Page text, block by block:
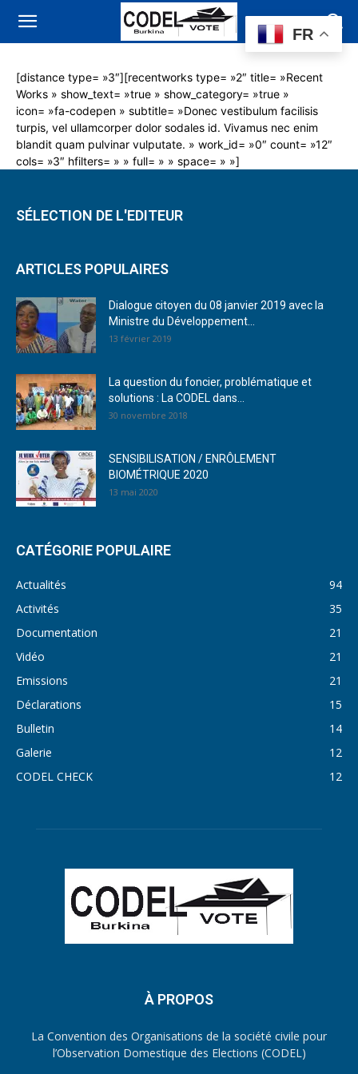
[distance type= »3″][recentworks type= »2″ title= »Recent
Works » show_text= »true » show_category= »true »
icon= »fa-codepen » subtitle= »Donec vestibulum facilisis
turpis, vel ullamcorper dolor sodales id. Vivamus nec enim
blandit quam pulvinar vulputate. » work_id= »0″ count= »12″
cols= »3″ hfilters= » » full= » » space= » »]
SÉLECTION DE L'EDITEUR
ARTICLES POPULAIRES
Dialogue citoyen du 08 janvier 2019 avec la
Ministre du Développement...
13 février 2019
La question du foncier, problématique et
solutions : La CODEL dans...
30 novembre 2018
SENSIBILISATION / ENRÔLEMENT
BIOMÉTRIQUE 2020
13 mai 2020
CATÉGORIE POPULAIRE
Actualités
94
Activités
35
Documentation
21
Vidéo
21
Emissions
21
Déclarations
15
Bulletin
14
Galerie
12
CODEL CHECK
12
À PROPOS
La Convention des Organisations de la société civile pour
l’Observation Domestique des Elections (CODEL)
FR